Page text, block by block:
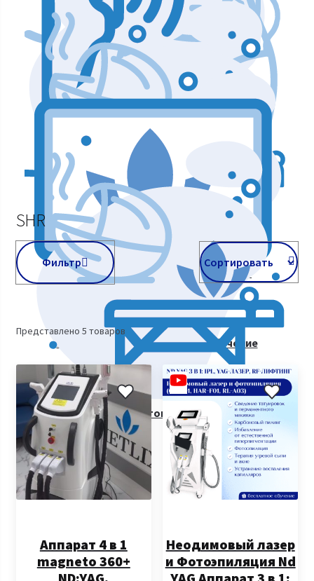
Аппараты для лазерных процедур
Уход и подтяжка кожи лица
Аппараты мышечной стимуляции
Косметологическое оборудование
Курсы косметологии. Видеообучение
Все товары
SHR
Фильтр
Представлено 5 товаров
Аппарат 4 в 1
magneto 360+
Неодимовый лазер
и Фотоэпиляция Nd